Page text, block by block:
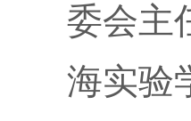
委会主
海实验